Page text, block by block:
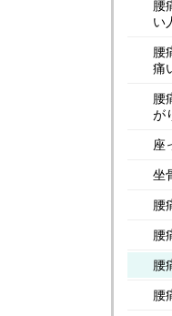
腰
い
腰
痛
腰
が
座
坐
腰
腰
腰
腰